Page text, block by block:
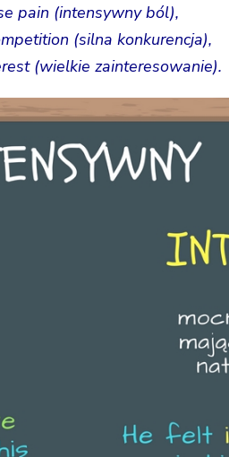
pain (intensywny ból),
(silna konkurencja),
(wielkie zainteresowanie).